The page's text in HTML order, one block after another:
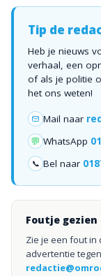
Tip de
Heb je nieuws
verhaal, een
of als je politie
het ons weten!
Mail naar
💬 WhatsApp
📞 Bel naar
Foutje
Zie je een fout in
advertentie